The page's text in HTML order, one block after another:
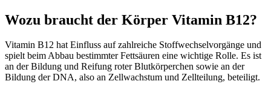
Wozu braucht der Körper Vitamin B12?
Vitamin B12 hat Einfluss auf zahlreiche Stoffwechselvorgänge und
spielt beim Abbau bestimmter Fettsäuren eine wichtige Rolle. Es ist
an der Bildung und Reifung roter Blutkörperchen sowie an der
Bildung der DNA, also an Zellwachstum und Zellteilung, beteiligt.